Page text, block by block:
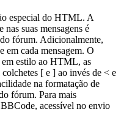
especial do HTML. A
suas mensagens é
fórum. Adicionalmente,
em cada mensagem. O
estilo ao HTML, as
[ e ] ao invés de < e
na formatação de
fórum. Para mais
acessível no envio